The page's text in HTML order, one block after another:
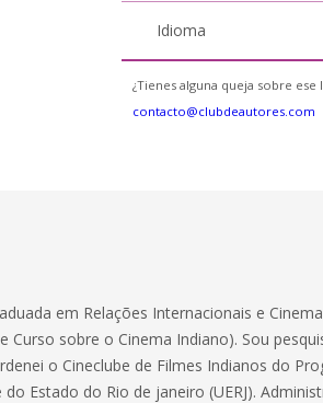
Idioma
¿Tienes alguna queja sobre
contacto@clubdeautores.com
em Relações Internacionais e
Curso sobre o Cinema Indiano). Sou
o Cineclube de Filmes Indianos do
Estado do Rio de janeiro (UERJ).